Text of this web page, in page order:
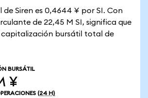
de Siren es 0,4644 ¥ por SI. Con
de 22,45 M SI, significa que
capitalización bursátil total de
BURSÁTIL
¥
(24 H)